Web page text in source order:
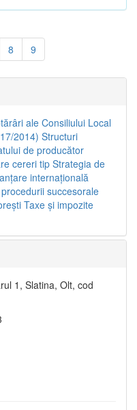
8 9
ale Consiliului Local
2014) Structuri
de producător
cereri tipStrategia de
internaţională
succesorale
Taxe şi impozite
1, Slatina, Olt, cod